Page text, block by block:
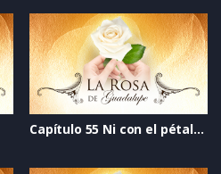
Capítulo 55 Ni con el pétalo de una rosa